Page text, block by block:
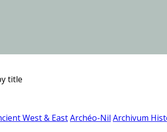
title
West & EastArchéo-Nil Archivum